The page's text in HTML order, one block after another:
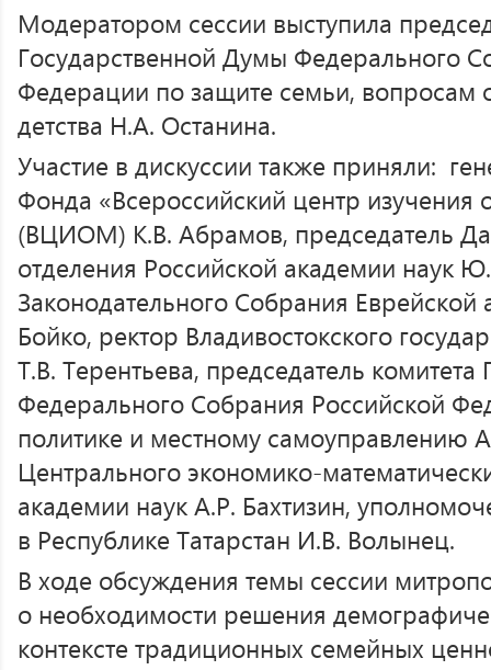
Модератором сессии выступила
Государственной Думы Федерального
Федерации по защите семьи, вопросам
детства Н.А. Останина.
Участие в дискуссии также приняли:
Фонда «Всероссийский центр изучения
(ВЦИОМ) К.В. Абрамов, председатель
отделения Российской академии наук
Законодательного Собрания Еврейской
Бойко, ректор Владивостокского
Т.В. Терентьева, председатель
Федерального Собрания Российской
политике и местному самоуправлению
Центрального экономико-
академии наук А.Р. Бахтизин,
в Республике Татарстан И.В. Волынец.
В ходе обсуждения темы сессии
о необходимости решения
контексте традиционных семейных